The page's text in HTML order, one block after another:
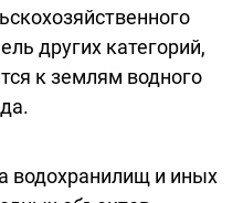
других категорий,
к землям водного
водохранилищ и иных